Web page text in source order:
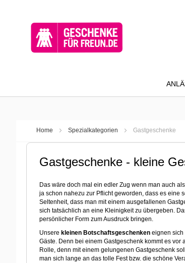
Home Spezialkategorien Gastgeschenke
Gastgeschenke - kleine
Das wäre doch mal ein edler Zug wenn man auch
ja schon nahezu zur Pflicht geworden, dass es eine
Seltenheit, dass man mit einem ausgefallenen
sich tatsächlich an eine Kleinigkeit zu übergeben.
persönlicher Form zum Ausdruck bringen.
Unsere kleinen Botschaftsgeschenken eignen sich
Gäste. Denn bei einem Gastgeschenk kommt es
Rolle, denn mit einem gelungenen Gastgeschenk
man sich lange an das tolle Fest bzw. die schöne